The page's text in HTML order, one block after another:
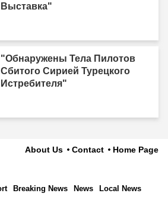
Выставка"
"Обнаружены Тела Пилотов
Сбитого Сирией Турецкого
Истребителя"
About Us Contact Home Page
Breaking News News Local News